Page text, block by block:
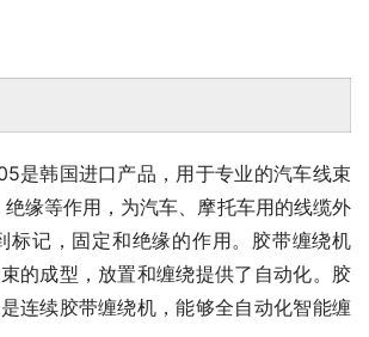
是韩国进口产品，用于专业的汽车线束
缘等作用，为汽车、摩托车用的线缆外
标记，固定和绝缘的作用。胶带缠绕机
的成型，放置和缠绕提供了自动化。胶
连续胶带缠绕机，能够全自动化智能缠